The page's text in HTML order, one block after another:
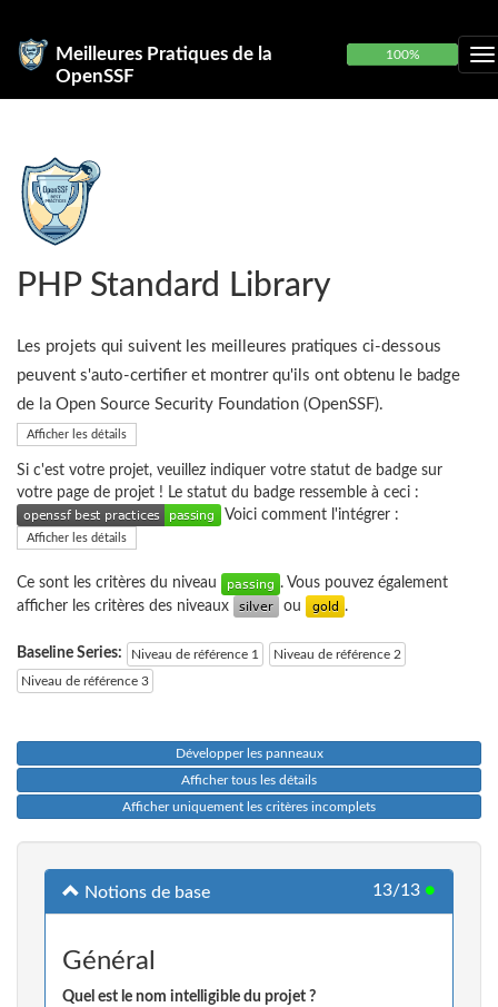
Meilleures Pratiques de la
OpenSSF
100%
PHP Standard Library
Les projets qui suivent les meilleures pratiques ci-dessous
peuvent s'auto-certifier et montrer qu'ils ont obtenu le badge
de la Open Source Security Foundation (OpenSSF).
Afficher les détails
Si c'est votre projet, veuillez indiquer votre statut de badge sur
votre page de projet ! Le statut du badge ressemble à ceci :
Voici comment l'intégrer :
Afficher les détails
Ce sont les critères du niveau
. Vous pouvez également
afficher les critères des niveaux
ou .
Baseline Series: Niveau de référence 1
Niveau de référence 2
Niveau de référence 3
Développer les panneaux
Afficher tous les détails
Afficher uniquement les critères incomplets
Notions de base 13/13 ●
Général
Quel est le nom intelligible du projet ?